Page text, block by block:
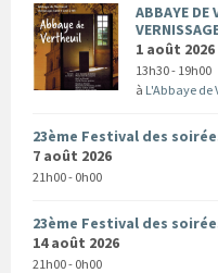
ABBAYE DE
1 août 2026
13h30 - 19h00
à L'Abbaye de
23ème Festival des
7 août 2026
21h00 - 0h00
23ème Festival des
14 août 2026
21h00 - 0h00